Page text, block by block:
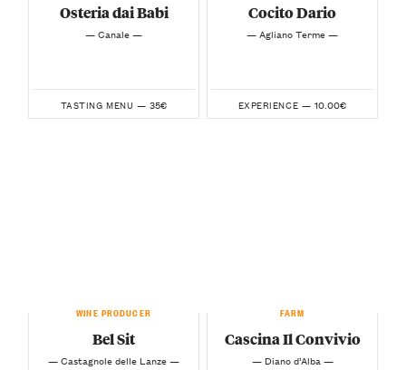
Osteria dai Babi
— Canale —
TASTING MENU — 35€
Cocito Dario
— Agliano Terme —
EXPERIENCE — 10.00€
WINE PRODUCER
Bel Sit
— Castagnole delle Lanze —
FARM
Cascina Il Convivio
— Diano d’Alba —